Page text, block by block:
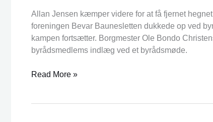
Allan Jensen kæmper videre for at få fjernet
foreningen Bevar Baunesletten dukkede op ved
kampen fortsætter. Borgmester Ole Bondo
byrådsmedlems indlæg ved et byrådsmøde.
for
at
ændre
flertallet
Read More »